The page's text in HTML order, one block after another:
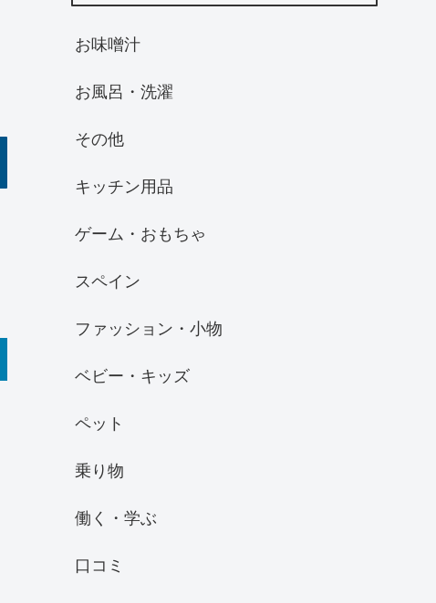
お味噌汁
お風呂・洗濯
その他
キッチン用品
ゲーム・おもちゃ
スペイン
ファッション・小物
ベビー・キッズ
ペット
乗り物
働く・学ぶ
口コミ